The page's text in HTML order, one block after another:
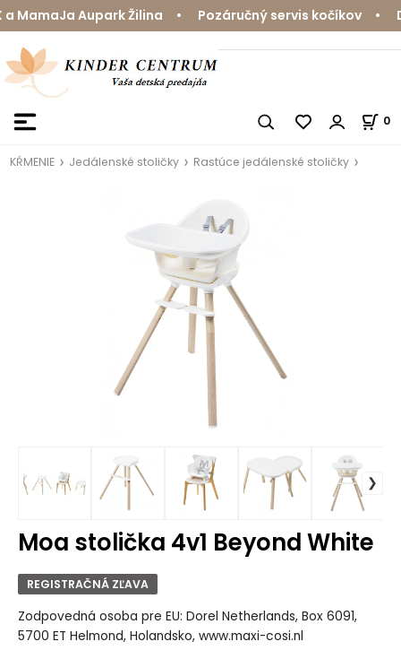
Aupark Žilina • Pozáručný servis kočíkov
0
KŔMENIE Jedálenské stoličky Rastúce jedálenské stoličky
Moa stolička 4v1 Beyond White
REGISTRAČNÁ ZĽAVA
Zodpovedná osoba pre EU: Dorel Netherlands, Box 6091,
5700 ET Helmond, Holandsko, www.maxi-cosi.nl